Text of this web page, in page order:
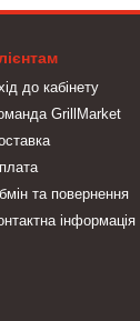
до кабінету
GrillMarket
та повернення
інформація